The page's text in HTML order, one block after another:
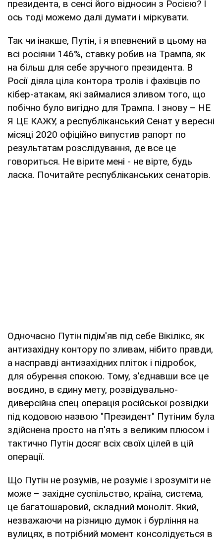
президента, в сенсі його відносин з Росією? І
ось тоді можемо далі думати і міркувати.
Так чи інакше, Путін, і я впевнений в цьому на
всі росіяни 146%, ставку робив на Трампа, як
на більш для себе зручного президента. В
Росії діяла ціла контора тролів і фахівців по
кібер-атакам, які займалися зливом того, що
побічно було вигідно для Трампа. І знову – НЕ
Я ЦЕ КАЖУ, а республіканський Сенат у вересні
місяці 2020 офіційно випустив рапорт по
результатам розслідування, де все це
говориться. Не вірите мені - не вірте, будь
ласка. Почитайте республіканських сенаторів.
Одночасно Путін підім'яв під себе Вікілікс, як
антизахідну контору по зливам, нібито правди,
а насправді антизахідних пліток і підробок,
для обурення спокою. Тому, з'єднавши все це
воєдино, в єдину мету, розвідувально-
диверсійна спец операція російської розвідки
під кодовою назвою "Президент" Путіним була
здійснена просто на п'ять з великим плюсом і
тактично Путін досяг всіх своїх цілей в цій
операції.
Що Путін не розумів, не розуміє і зрозуміти не
може – західне суспільство, країна, система,
це багатошаровий, складний моноліт. Який,
незважаючи на різницю думок і бурління на
вулицях, в потрібний момент консолідується в